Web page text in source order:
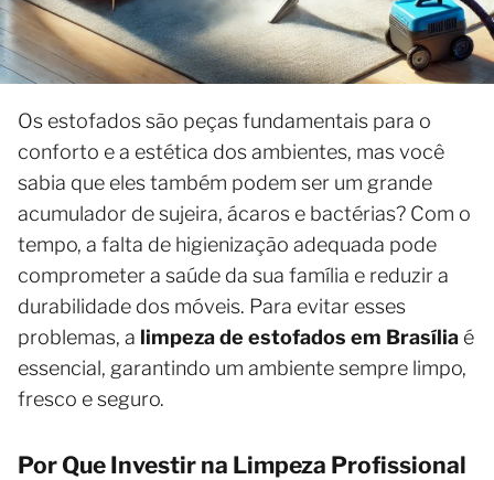
Os estofados são peças fundamentais para o
conforto e a estética dos ambientes, mas você
sabia que eles também podem ser um grande
acumulador de sujeira, ácaros e bactérias? Com o
tempo, a falta de higienização adequada pode
comprometer a saúde da sua família e reduzir a
durabilidade dos móveis. Para evitar esses
problemas, a limpeza de estofados em Brasília é
essencial, garantindo um ambiente sempre limpo,
fresco e seguro.
Por Que Investir na Limpeza Profissional